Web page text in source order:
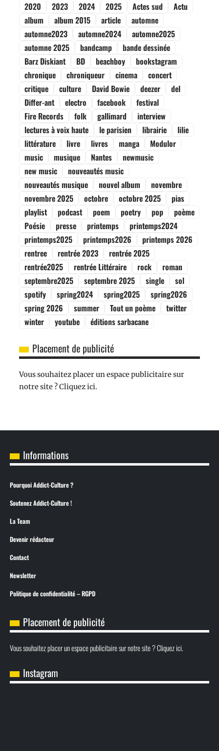
2020
2023 2024 2025 Actes sud
Actu
album
album 2015 article
automne
automne2023
automne2024
automne2025
automne 2025
bandcamp
bande dessinée
Barz Diskiant
BD beachboy
bookstagram
chronique
chroniqueur cinema
concert
critique
culture David Bowie deezer
del
Differ-ant
electro facebook
festival
Fire Records
folk gallimard
interview
lectures à voix haute
le parisien librairie
lilie
littérature
livre livres manga
Modulor
music
musique Nantes
newmusic
new music
nouveautés music
nouveautés musique
nouvel album
novembre
novembre 2025
octobre octobre 2025
pias
playlist
podcast poem poetry pop
poème
Poésie
presse printemps
printemps2024
printemps2025
printemps2026
printemps 2026
rentree
rentrée 2023
rentrée 2025
rentrée2025
rentrée Littéraire rock
roman
septembre2025
septembre 2025 single
sol
spotify
spring2024 spring2025
spring2026
spring 2026
summer Tout un poème
twitter
winter
youtube éditions sarbacane
Placement de publicité
Vous souhaitez placer un espace publicitaire sur
notre site ? Cliquez ici.
Informations
Pourquoi Addict-Culture ?
Soutenez Addict-Culture !
La Team
Devenir rédacteur
Contact
Newsletter
Politique de confidentialité – RGPD
Placement de publicité
Vous souhaitez placer un espace publicitaire sur notre site ? Cliquez ici.
Instagram